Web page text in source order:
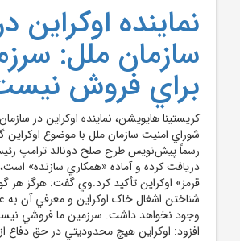
نماينده اوکراين
سازمان ملل:
براي فروش
کريستينا هايويشن، نماينده اوکراين در
شوراي امنيت سازمان ملل با موضوع
رسماً پيش‌نويس طرح صلح دونالد ترامپ
دريافت کرده و آماده «همکاري سازنده»
قرمز» اوکراين تأکيد کرد.وي گفت: هرگز هر
شناختن اشغال خاک اوکراين و معرفي آن به
وجود نخواهد داشت. سرزمين ما فروشي
افزود: اوکراين هيچ محدوديتي در حق دفاع